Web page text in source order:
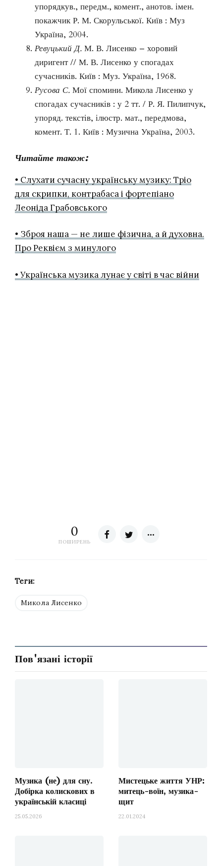
упорядкув., передм., комент., анотов. імен.
покажчик Р. М. Скорульської. Київ : Муз
Україна, 2004.
Ревуцький Д. М. В. Лисенко – хоровий
диригент // М. В. Лисенко у спогадах
сучасників. Київ : Муз. Україна, 1968.
Русова С. Мої спомини. Микола Лисенко у
спогадах сучасників : у 2 тт. / Р. Я. Пилипчук,
упоряд. текстів, ілюстр. мат., передмова,
комент. Т. 1. Київ : Музична Україна, 2003.
Читайте також:
• Слухати сучасну українську музику: Тріо
для скрипки, контрабаса і фортепіано
Леоніда Грабовського
• Зброя наша — не лише фізична, а й духовна.
Про Реквієм з минулого
• Українська музика лунає у світі в час війни
0
ПОШИРЕНЬ
Теги:
Микола Лисенко
Пов'язані історії
Музика (не) для сну.
Добірка колискових в
українській класиці
25.05.2026
Мистецьке життя УНР:
митець-воїн, музика-
щит
22.01.2024